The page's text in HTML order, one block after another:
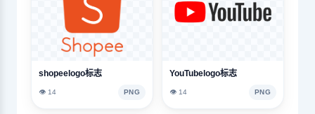
shopeelogo标志
👁️ 14 PNG
YouTubelogo标志
👁️ 14 PNG